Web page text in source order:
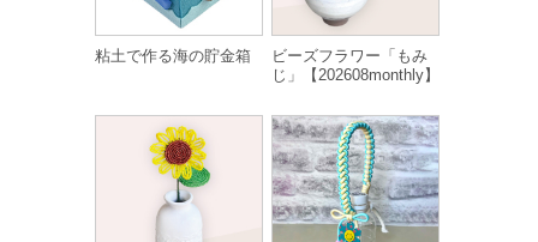
粘土で作る海の貯金箱
ビーズフラワー「もみ
じ」【202608monthly】